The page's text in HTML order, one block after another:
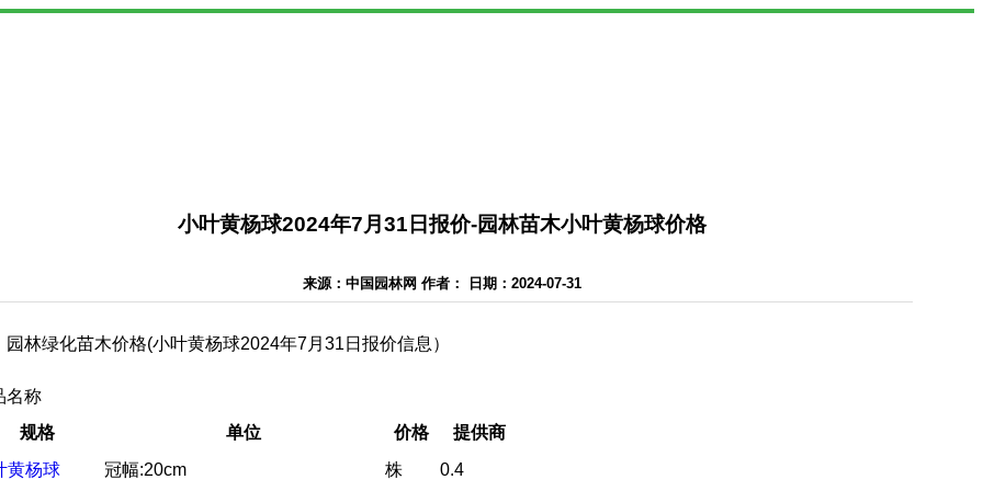
小叶黄杨球2024年7月31日报价-园林苗木小叶黄杨球价格
来源：中国园林网 作者： 日期：2024-07-31
园林绿化苗木价格(小叶黄杨球2024年7月31日报价信息）
名称
规格
单位 价格
提供商
黄杨球
冠幅:20cm 株 0.4